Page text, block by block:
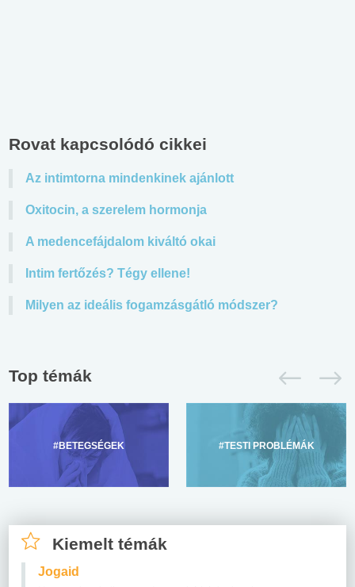
Rovat kapcsolódó cikkei
Az intimtorna mindenkinek ajánlott
Oxitocin, a szerelem hormonja
A medencefájdalom kiváltó okai
Intim fertőzés? Tégy ellene!
Milyen az ideális fogamzásgátló módszer?
Top témák
#BETEGSÉGEK #TESTI PROBLÉMÁK
Kiemelt témák
Jogaid